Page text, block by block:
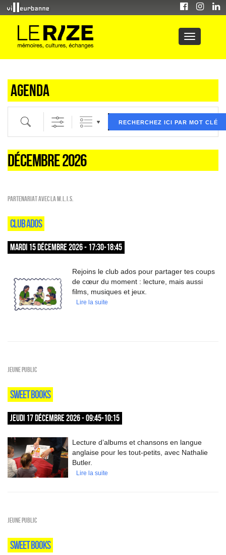
Agenda
Recherche par mot clé (ici) et / ou filtre (ci dessous) puis validez
RECHERCHEZ ICI PAR MOT CLÉ
DÉCEMBRE 2026
Partenariat avec la M.L.I.S.
CLUB ADOS
MARDI 15 DÉCEMBRE 2026 - 17:30-18:45
Rejoins le club ados pour partager tes coups
de cœur du moment : lecture, mais aussi
films, musiques et jeux.
Lire la suite
Jeune public
SWEET BOOKS
JEUDI 17 DÉCEMBRE 2026 - 09:45-10:15
Lecture d’albums et chansons en langue
anglaise pour les tout-petits, avec Nathalie
Butler.
Lire la suite
Jeune public
SWEET BOOKS